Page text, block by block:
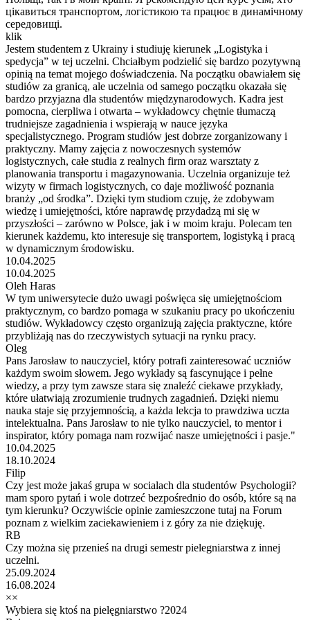
цікавиться транспортом, логістикою та працює в динамічному
середовищі.
klik
Jestem studentem z Ukrainy i studiuję kierunek „Logistyka i
spedycja” w tej uczelni. Chciałbym podzielić się bardzo pozytywną
opinią na temat mojego doświadczenia. Na początku obawiałem się
studiów za granicą, ale uczelnia od samego początku okazała się
bardzo przyjazna dla studentów międzynarodowych. Kadra jest
pomocna, cierpliwa i otwarta – wykładowcy chętnie tłumaczą
trudniejsze zagadnienia i wspierają w nauce języka
specjalistycznego. Program studiów jest dobrze zorganizowany i
praktyczny. Mamy zajęcia z nowoczesnych systemów
logistycznych, całe studia z realnych firm oraz warsztaty z
planowania transportu i magazynowania. Uczelnia organizuje też
wizyty w firmach logistycznych, co daje możliwość poznania
branży „od środka”. Dzięki tym studiom czuję, że zdobywam
wiedzę i umiejętności, które naprawdę przydadzą mi się w
przyszłości – zarówno w Polsce, jak i w moim kraju. Polecam ten
kierunek każdemu, kto interesuje się transportem, logistyką i pracą
w dynamicznym środowisku.
10.04.2025
10.04.2025
Oleh Haras
W tym uniwersytecie dużo uwagi poświęca się umiejętnościom
praktycznym, co bardzo pomaga w szukaniu pracy po ukończeniu
studiów. Wykładowcy często organizują zajęcia praktyczne, które
przybliżają nas do rzeczywistych sytuacji na rynku pracy.
Oleg
Pans Jarosław to nauczyciel, który potrafi zainteresować uczniów
każdym swoim słowem. Jego wykłady są fascynujące i pełne
wiedzy, a przy tym zawsze stara się znaleźć ciekawe przykłady,
które ułatwiają zrozumienie trudnych zagadnień. Dzięki niemu
nauka staje się przyjemnością, a każda lekcja to prawdziwa uczta
intelektualna. Pans Jarosław to nie tylko nauczyciel, to mentor i
inspirator, który pomaga nam rozwijać nasze umiejętności i pasje."
10.04.2025
18.10.2024
Filip
Czy jest może jakaś grupa w socialach dla studentów Psychologii?
mam sporo pytań i wole dotrzeć bezpośrednio do osób, które są na
tym kierunku? Oczywiście opinie zamieszczone tutaj na Forum
poznam z wielkim zaciekawieniem i z góry za nie dziękuję.
RB
Czy można się przenieś na drugi semestr pielegniarstwa z innej
uczelni.
25.09.2024
16.08.2024
××
Wybiera się ktoś na pielęgniarstwo ?2024